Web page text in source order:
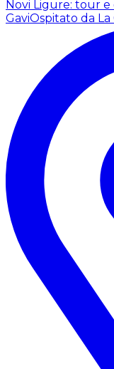
Novi Ligure: tour
GaviOspitato da La